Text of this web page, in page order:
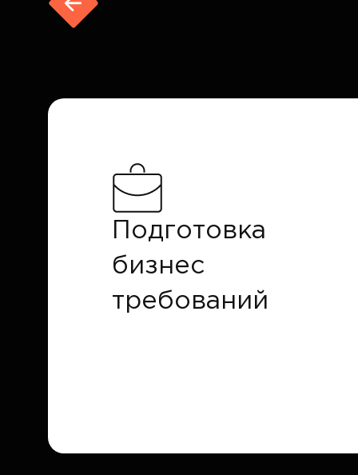
Подготовка
бизнес
требований